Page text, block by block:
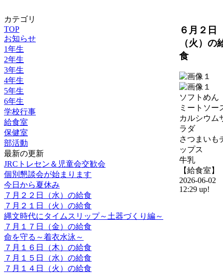
カテゴリ
TOP
お知らせ
1年生
2年生
3年生
4年生
5年生
6年生
学校行事
給食室
保健室
部活動
最新の更新
JRCトレセン＆児童会交歓会
個別懇談会が始まります
今日から夏休み
７月２２日（水）の給食
７月２１日（火）の給食
縄文時代にタイムスリップ～土器づくり編～
７月１７日（金）の給食
命を守る～着衣水泳～
７月１６日（木）の給食
７月１５日（水）の給食
７月１４日（火）の給食
６月２日
（火）の
食
ソフトめん
ミートソー
カルシウム
ラダ
さつまいも
ップス
牛乳
【給食室】
2026-06-02
12:29 up!